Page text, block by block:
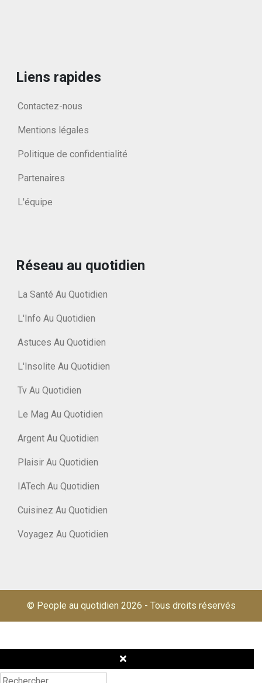
Liens rapides
Contactez-nous
Mentions légales
Politique de confidentialité
Partenaires
L'équipe
Réseau au quotidien
La Santé Au Quotidien
L'Info Au Quotidien
Astuces Au Quotidien
L'Insolite Au Quotidien
Tv Au Quotidien
Le Mag Au Quotidien
Argent Au Quotidien
Plaisir Au Quotidien
IATech Au Quotidien
Cuisinez Au Quotidien
Voyagez Au Quotidien
© People au quotidien 2026 - Tous droits réservés
Rechercher :